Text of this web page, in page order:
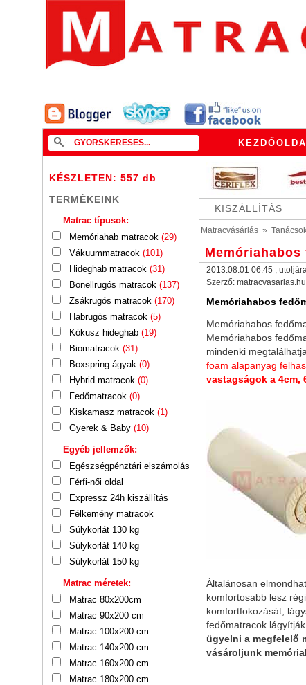
KÉSZLETEN: 557 db
TERMÉKEINK
Matrac típusok:
Memóriahab matracok (29)
Vákuummatracok (101)
Hideghab matracok (31)
Bonellrugós matracok (137)
Zsákrugós matracok (170)
Habrugós matracok (5)
Kókusz hideghab (19)
Biomatracok (31)
Boxspring ágyak (0)
Hybrid matracok (0)
Fedőmatracok (0)
Kiskamasz matracok (1)
Gyerek & Baby (10)
Egyéb jellemzők:
Egészségpénztári elszámolás
Férfi-női oldal
Expressz 24h kiszállítás
Félkemény matracok
Súlykorlát 130 kg
Súlykorlát 140 kg
Súlykorlát 150 kg
Matrac méretek:
Matrac 80x200cm
Matrac 90x200 cm
Matrac 100x200 cm
Matrac 140x200 cm
Matrac 160x200 cm
Matrac 180x200 cm
KISZÁLLÍTÁS
Matracvásárlás »
Memóriahabos
2013.08.01 06:45 ,
Szerző: matracvasarlas.hu
Memóriahabos
Memóriahabos
Memóriahabos
mindenki
foam alapanyag
vastagságok a 4cm,
Általánosan
komfortosabb lesz
komfortfokozását,
fedőmatracok
ügyelni a megfelelő
vásároljunk